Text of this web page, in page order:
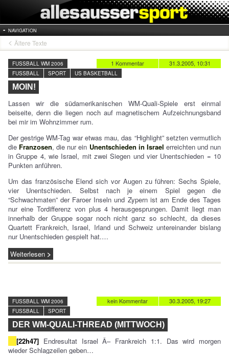
NAVIGATION
Ältere Texte
31.3.2005, 10:31
1 Kommentar
FUSSBALL WM 2006
FUSSBALL
SPORT US BASKETBALL
MOIN!
Lassen wir die südamerikanischen WM-Quali-Spiele erst einmal
beiseite, denn die liegen noch auf magnetischem Aufzeichnungsband
bei mir im Wohnzimmer rum.
Der gestrige WM-Tag war etwas mau, das “Highlight” setzten vermutlich
die Franzosen, die nur ein Unentschieden in Israel erreichten und nun
in Gruppe 4, wie Israel, mit zwei Siegen und vier Unentschieden = 10
Punkten anführen.
Um das französische Elend sich vor Augen zu führen: Sechs Spiele,
vier Unentschieden. Selbst nach je einem Spiel gegen die
“Schwachmaten” der Faroer Inseln und Zypern ist am Ende des Tages
nur eine Tordifferenz von plus 4 herausgesprungen. Damit liegt man
innerhalb der Gruppe sogar noch nicht ganz so schlecht, da dieses
Quartett Frankreich, Israel, Irland und Schweiz untereinander bislang
nur Unentschieden gespielt hat.…
Weiterlesen
30.3.2005, 19:27
kein Kommentar
FUSSBALL WM 2006
FUSSBALL
SPORT
DER WM-QUALI-THREAD (MITTWOCH)
[22h47] Endresultat Israel Â– Frankreich 1:1. Das wird morgen
wieder Schlagzeilen geben…